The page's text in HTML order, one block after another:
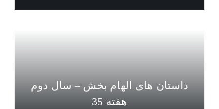
داستان های الهام بخش – سال دوم
هفته 35